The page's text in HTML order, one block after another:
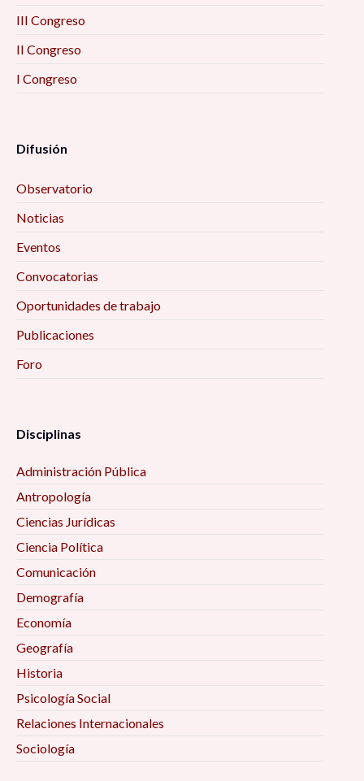
III Congreso
II Congreso
I Congreso
Difusión
Observatorio
Noticias
Eventos
Convocatorias
Oportunidades de trabajo
Publicaciones
Foro
Disciplinas
Administración Pública
Antropología
Ciencias Jurídicas
Ciencia Política
Comunicación
Demografía
Economía
Geografía
Historia
Psicología Social
Relaciones Internacionales
Sociología